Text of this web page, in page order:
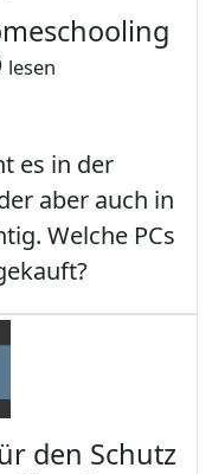
lesen
es in der
aber auch in
Welche PCs
den Schutz